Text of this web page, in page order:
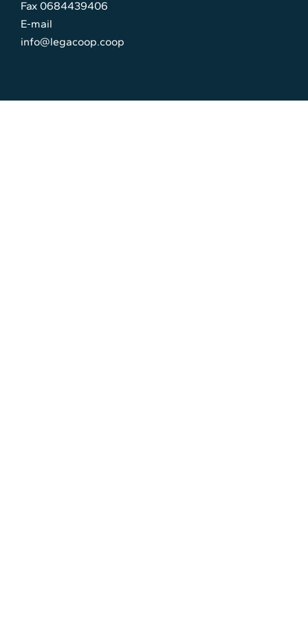
Fax 0684439406
E-mail
info@legacoop.coop